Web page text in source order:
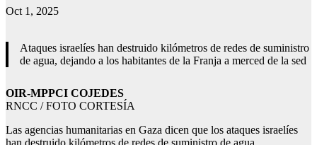
Oct 1, 2025
Ataques israelíes han destruido kilómetros de redes de suministro
de agua, dejando a los habitantes de la Franja a merced de la sed
OIR-MPPCI COJEDES
RNCC / FOTO CORTESÍA
Las agencias humanitarias en Gaza dicen que los ataques israelíes
han destruido kilómetros de redes de suministro de agua